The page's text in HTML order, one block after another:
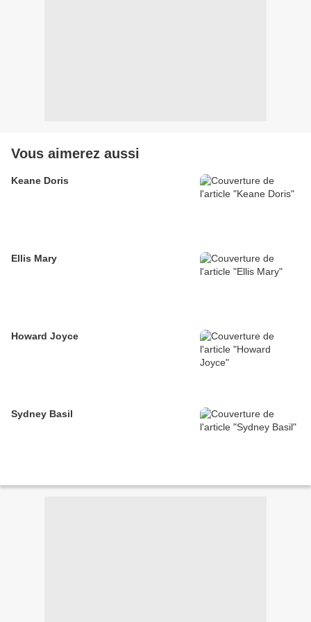
Vous aimerez aussi
Keane Doris
Ellis Mary
Howard Joyce
Sydney Basil